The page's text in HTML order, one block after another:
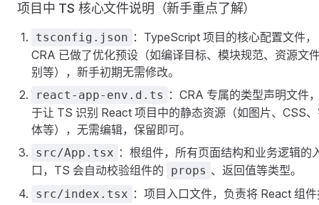
项目中 TS 核心文件说明（新手重点了解）
tsconfig.json ：TypeScript 项目的核心配置文件，
CRA 已做了优化预设（如编译目标、模块规范、资源文
别等），新手初期无需修改。
react-app-env.d.ts ：CRA 专属的类型声明文件
于让 TS 识别 React 项目中的静态资源（如图片、CSS
体等），无需编辑，保留即可。
src/App.tsx ：根组件，所有页面结构和业务逻辑的
口，TS 会自动校验组件的
props 、返回值等类型。
src/index.tsx ：项目入口文件，负责将 React 组